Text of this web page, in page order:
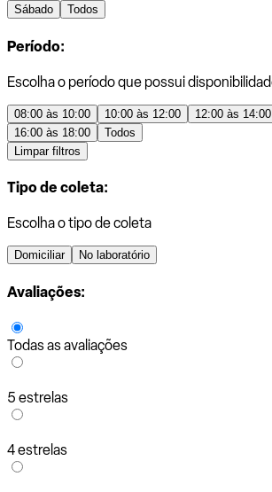
Sábado
Todos
Período:
Escolha o período que possui
08:00 às 10:00 10:00 às 12:00 12:00 às 14:00
16:00 às 18:00
Todos
Limpar filtros
Tipo de coleta:
Escolha o tipo de coleta
Domiciliar No laboratório
Avaliações:
Todas as avaliações
5 estrelas
4 estrelas